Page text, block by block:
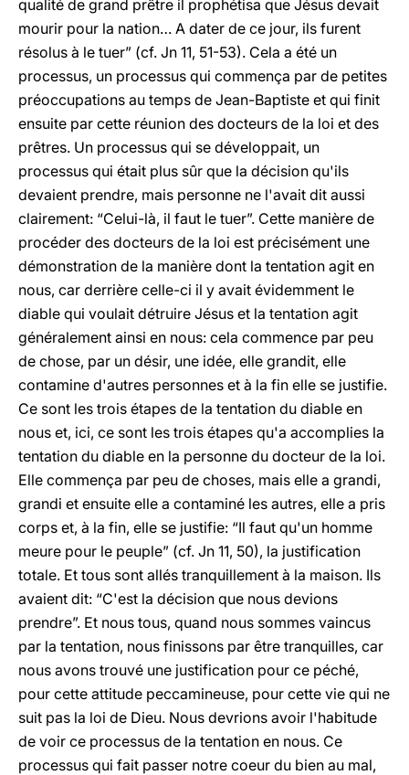
qualité de grand prêtre il prophétisa que Jésus devait
mourir pour la nation… A dater de ce jour, ils furent
résolus à le tuer” (cf. Jn 11, 51-53). Cela a été un
processus, un processus qui commença par de petites
préoccupations au temps de Jean-Baptiste et qui finit
ensuite par cette réunion des docteurs de la loi et des
prêtres. Un processus qui se développait, un
processus qui était plus sûr que la décision qu'ils
devaient prendre, mais personne ne l'avait dit aussi
clairement: “Celui-là, il faut le tuer”. Cette manière de
procéder des docteurs de la loi est précisément une
démonstration de la manière dont la tentation agit en
nous, car derrière celle-ci il y avait évidemment le
diable qui voulait détruire Jésus et la tentation agit
généralement ainsi en nous: cela commence par peu
de chose, par un désir, une idée, elle grandit, elle
contamine d'autres personnes et à la fin elle se justifie.
Ce sont les trois étapes de la tentation du diable en
nous et, ici, ce sont les trois étapes qu'a accomplies la
tentation du diable en la personne du docteur de la loi.
Elle commença par peu de choses, mais elle a grandi,
grandi et ensuite elle a contaminé les autres, elle a pris
corps et, à la fin, elle se justifie: “Il faut qu'un homme
meure pour le peuple” (cf. Jn 11, 50), la justification
totale. Et tous sont allés tranquillement à la maison. Ils
avaient dit: “C'est la décision que nous devions
prendre”. Et nous tous, quand nous sommes vaincus
par la tentation, nous finissons par être tranquilles, car
nous avons trouvé une justification pour ce péché,
pour cette attitude peccamineuse, pour cette vie qui ne
suit pas la loi de Dieu. Nous devrions avoir l'habitude
de voir ce processus de la tentation en nous. Ce
processus qui fait passer notre coeur du bien au mal,